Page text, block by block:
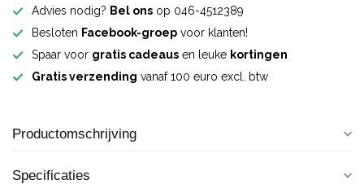
Advies nodig? Bel ons op 046-4512389
Besloten Facebook-groep voor klanten!
Spaar voor gratis cadeaus en leuke kortingen
Gratis verzending vanaf 100 euro excl. btw
Productomschrijving
Specificaties